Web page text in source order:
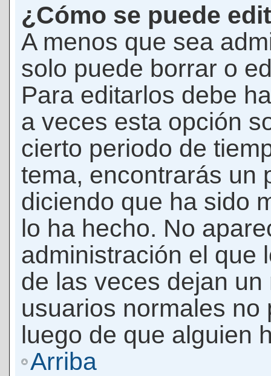
¿Cómo se puede
A menos que sea
solo puede borrar o
Para editarlos debe
a veces esta opción
cierto periodo de
tema, encontrarás un
diciendo que ha sido
lo ha hecho. No
administración el que
de las veces dejan
usuarios normales
luego de que alguien
Arriba